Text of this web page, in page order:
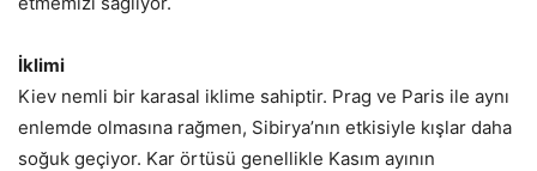
İklimi
Kiev nemli bir karasal iklime sahiptir. Prag ve Paris ile aynı
enlemde olmasına rağmen, Sibirya’nın etkisiyle kışlar daha
soğuk geçiyor. Kar örtüsü genellikle Kasım ayının